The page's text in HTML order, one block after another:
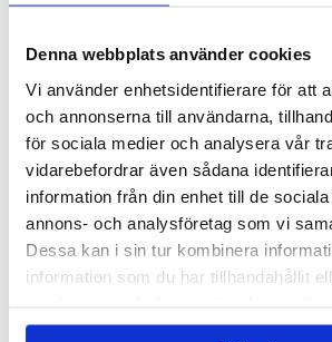
Denna webbplats använder cookies
Vi använder enhetsidentifierare för att
och annonserna till användarna,
för sociala medier och analysera vår
vidarebefordrar även sådana
information från din enhet till de
annons- och analysföretag som vi
Dessa kan i sin tur kombinera
information som du har tillhandahållit
HÄRLIG HÖST PÅ
Skärgården är aldrig så vacker som nu
förberedd…
LÄS MER